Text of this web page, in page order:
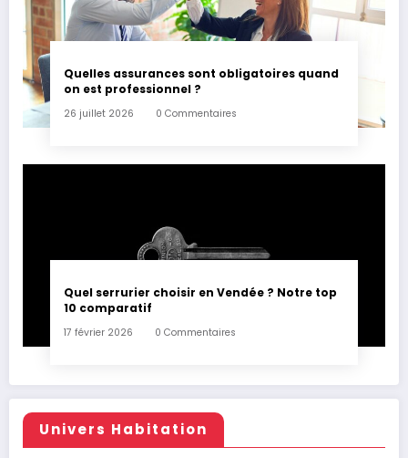
Quelles assurances sont obligatoires quand
on est professionnel ?
26 juillet 2026 0 Commentaires
Quel serrurier choisir en Vendée ? Notre top
10 comparatif
17 février 2026 0 Commentaires
Univers Habitation